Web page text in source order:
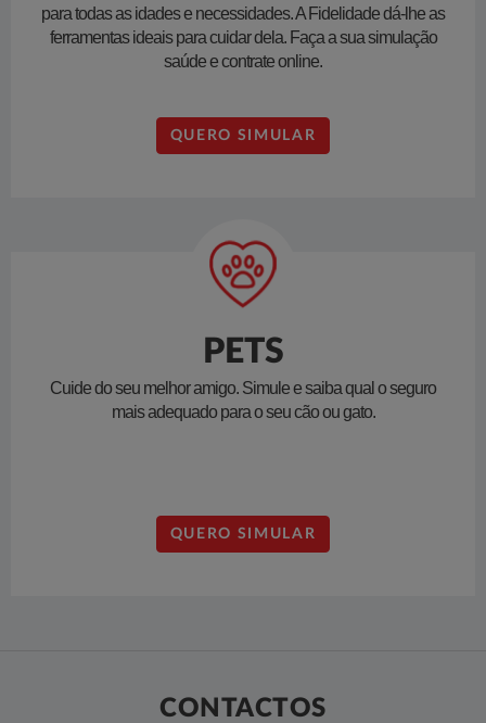
para todas as idades e necessidades. A Fidelidade dá-lhe as
ferramentas ideais para cuidar dela. Faça a sua simulação
saúde e contrate online.
QUERO SIMULAR
PETS
Cuide do seu melhor amigo. Simule e saiba qual o seguro
mais adequado para o seu cão ou gato.
QUERO SIMULAR
CONTACTOS